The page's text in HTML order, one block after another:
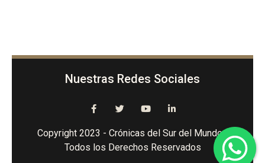
Nuestras Redes Sociales
Copyright 2023 - Crónicas del Sur del Mundo -
Todos los Derechos Reservados